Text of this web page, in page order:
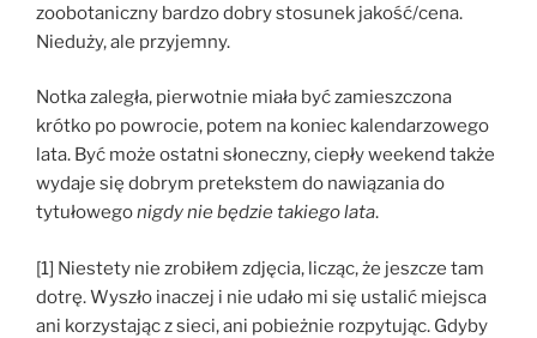
zoobotaniczny bardzo dobry stosunek jakość/cena.
Nieduży, ale przyjemny.
Notka zaległa, pierwotnie miała być zamieszczona
krótko po powrocie, potem na koniec kalendarzowego
lata. Być może ostatni słoneczny, ciepły weekend także
wydaje się dobrym pretekstem do nawiązania do
tytułowegonigdy nie będzie takiego lata.
[1] Niestety nie zrobiłem zdjęcia, licząc, że jeszcze tam
dotrę. Wyszło inaczej i nie udało mi się ustalić miejsca
ani korzystając z sieci, ani pobieżnie rozpytując. Gdyby